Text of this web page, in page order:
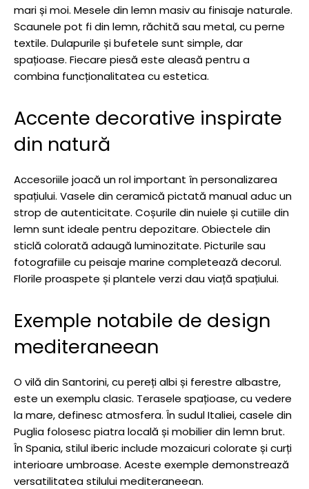
mari și moi. Mesele din lemn masiv au finisaje naturale.
Scaunele pot fi din lemn, răchită sau metal, cu perne
textile. Dulapurile și bufetele sunt simple, dar
spațioase. Fiecare piesă este aleasă pentru a
combina funcționalitatea cu estetica.
Accente decorative inspirate
din natură
Accesoriile joacă un rol important în personalizarea
spațiului. Vasele din ceramică pictată manual aduc un
strop de autenticitate. Coșurile din nuiele și cutiile din
lemn sunt ideale pentru depozitare. Obiectele din
sticlă colorată adaugă luminozitate. Picturile sau
fotografiile cu peisaje marine completează decorul.
Florile proaspete și plantele verzi dau viață spațiului.
Exemple notabile de design
mediteraneean
O vilă din Santorini, cu pereți albi și ferestre albastre,
este un exemplu clasic. Terasele spațioase, cu vedere
la mare, definesc atmosfera. În sudul Italiei, casele din
Puglia folosesc piatra locală și mobilier din lemn brut.
În Spania, stilul iberic include mozaicuri colorate și curți
interioare umbroase. Aceste exemple demonstrează
versatilitatea stilului mediteraneean.